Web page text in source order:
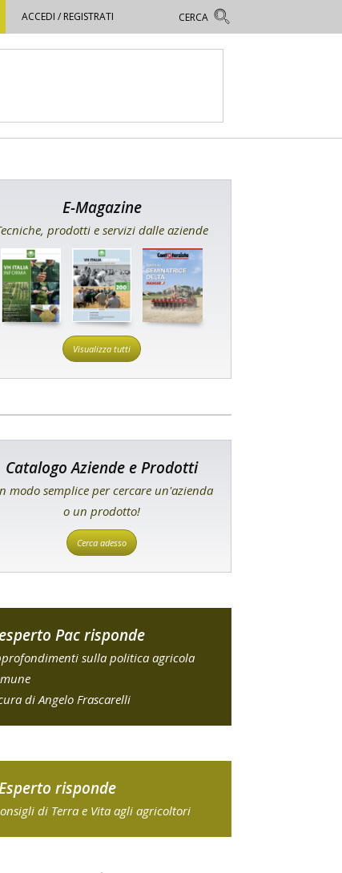
ACCEDI / REGISTRATI
E-Magazine
prodotti e servizi dalle aziende
Visualizza tutti
Catalogo Aziende e Prodotti
modo semplice per cercare un'azienda
o un prodotto!
Cerca adesso
Pac risponde
sulla politica agricola
di Angelo Frascarelli
risponde
di Terra e Vita agli agricoltori